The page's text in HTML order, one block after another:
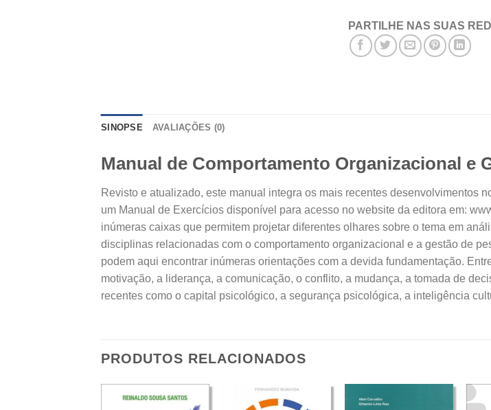
PARTILHE NAS SUAS
SINOPSE AVALIAÇÕES (0)
Manual de Comportamento Organizacional e
Revisto e atualizado, este manual integra os mais recentes desenvolvimentos
um Manual de Exercícios disponível para acesso no website da editora em:
inúmeras caixas que permitem projetar diferentes olhares sobre o tema em
disciplinas relacionadas com o comportamento organizacional e a gestão de
podem aqui encontrar inúmeras orientações com a devida fundamentação.
motivação, a liderança, a comunicação, o conflito, a mudança, a tomada de
recentes como o capital psicológico, a segurança psicológica, a inteligência
PRODUTOS RELACIONADOS